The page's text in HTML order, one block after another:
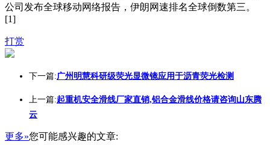
公司发布全球移动网络报告，伊朗网速排名全球倒数第三。
[1]
打赏
下一篇:广州明慧科研级荧光显微镜应用于沥青荧光检测
上一篇:起重机安全滑线厂家直销,铝合金滑线价格请咨询山东腾
云
更多»您可能感兴趣的文章: